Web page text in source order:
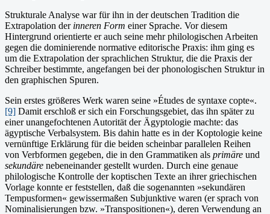
Strukturale Analyse war für ihn in der deutschen Tradition die
Extrapolation der inneren Form einer Sprache. Vor diesem
Hintergrund orientierte er auch seine mehr philologischen Arbeiten
gegen die dominierende normative editorische Praxis: ihm ging es
um die Extrapolation der sprachlichen Struktur, die die Praxis der
Schreiber bestimmte, angefangen bei der phonologischen Struktur in
den graphischen Spuren.
Sein erstes größeres Werk waren seine »Études de syntaxe copte«.
[9] Damit erschloß er sich ein Forschungsgebiet, das ihn später zu
einer unangefochtenen Autorität der Ägyptologie machte: das
ägyptische Verbalsystem. Bis dahin hatte es in der Koptologie keine
vernünftige Erklärung für die beiden scheinbar parallelen Reihen
von Verbformen gegeben, die in den Grammatiken als primäre und
sekundäre nebeneinander gestellt wurden. Durch eine genaue
philologische Kontrolle der koptischen Texte an ihrer griechischen
Vorlage konnte er feststellen, daß die sogenannten »sekundären
Tempusformen« gewissermaßen Subjunktive waren (er sprach von
Nominalisierungen bzw. »Transpositionen«), deren Verwendung an